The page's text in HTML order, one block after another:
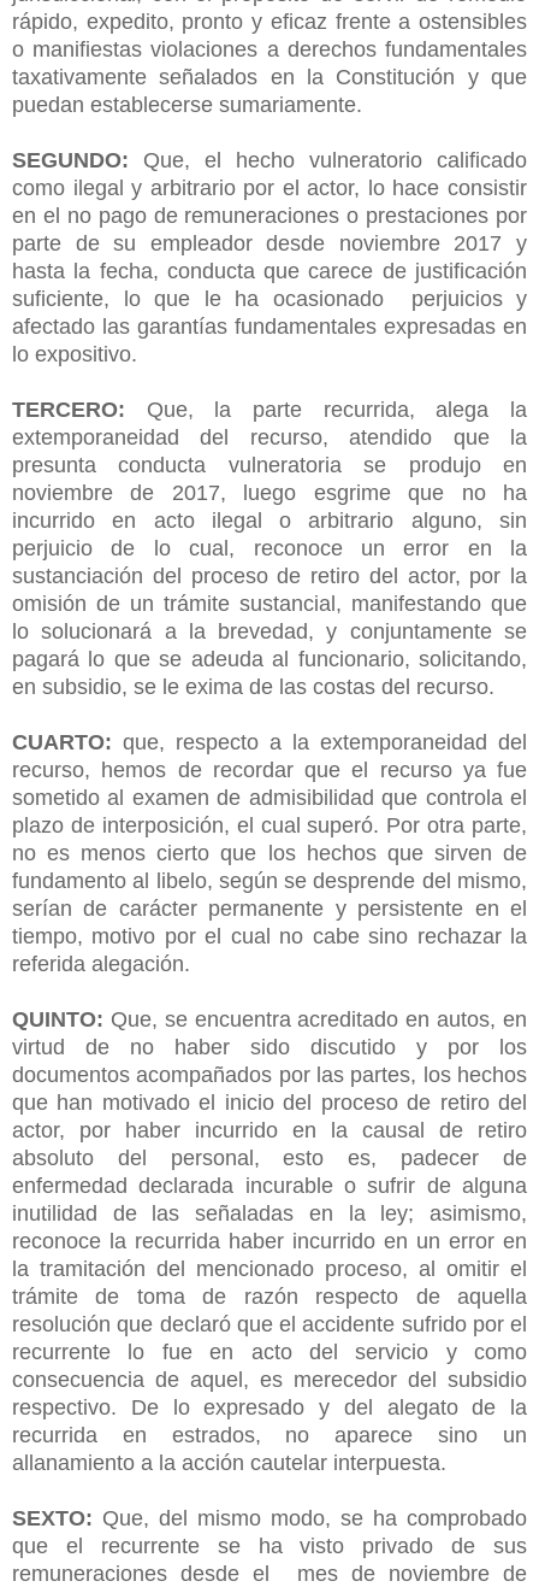
rápido, expedito, pronto y eficaz frente a ostensibles
o manifiestas violaciones a derechos fundamentales
taxativamente señalados en la Constitución y que
puedan establecerse sumariamente.
SEGUNDO: Que, el hecho vulneratorio calificado
como ilegal y arbitrario por el actor, lo hace consistir
en el no pago de remuneraciones o prestaciones por
parte de su empleador desde noviembre 2017 y
hasta la fecha, conducta que carece de justificación
suficiente, lo que le ha ocasionado perjuicios y
afectado las garantías fundamentales expresadas en
lo expositivo.
TERCERO: Que, la parte recurrida, alega la
extemporaneidad del recurso, atendido que la
presunta conducta vulneratoria se produjo en
noviembre de 2017, luego esgrime que no ha
incurrido en acto ilegal o arbitrario alguno, sin
perjuicio de lo cual, reconoce un error en la
sustanciación del proceso de retiro del actor, por la
omisión de un trámite sustancial, manifestando que
lo solucionará a la brevedad, y conjuntamente se
pagará lo que se adeuda al funcionario, solicitando,
en subsidio, se le exima de las costas del recurso.
CUARTO: que, respecto a la extemporaneidad del
recurso, hemos de recordar que el recurso ya fue
sometido al examen de admisibilidad que controla el
plazo de interposición, el cual superó. Por otra parte,
no es menos cierto que los hechos que sirven de
fundamento al libelo, según se desprende del mismo,
serían de carácter permanente y persistente en el
tiempo, motivo por el cual no cabe sino rechazar la
referida alegación.
QUINTO: Que, se encuentra acreditado en autos, en
virtud de no haber sido discutido y por los
documentos acompañados por las partes, los hechos
que han motivado el inicio del proceso de retiro del
actor, por haber incurrido en la causal de retiro
absoluto del personal, esto es, padecer de
enfermedad declarada incurable o sufrir de alguna
inutilidad de las señaladas en la ley; asimismo,
reconoce la recurrida haber incurrido en un error en
la tramitación del mencionado proceso, al omitir el
trámite de toma de razón respecto de aquella
resolución que declaró que el accidente sufrido por el
recurrente lo fue en acto del servicio y como
consecuencia de aquel, es merecedor del subsidio
respectivo. De lo expresado y del alegato de la
recurrida en estrados, no aparece sino un
allanamiento a la acción cautelar interpuesta.
SEXTO: Que, del mismo modo, se ha comprobado
que el recurrente se ha visto privado de sus
remuneraciones desde el mes de noviembre de